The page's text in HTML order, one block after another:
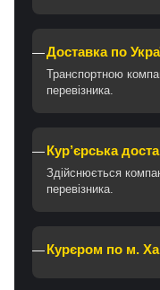
Доставка по
Транспортною
перевізника.
Кур’єрська
Здійснюється
перевізника.
Курєром по м.